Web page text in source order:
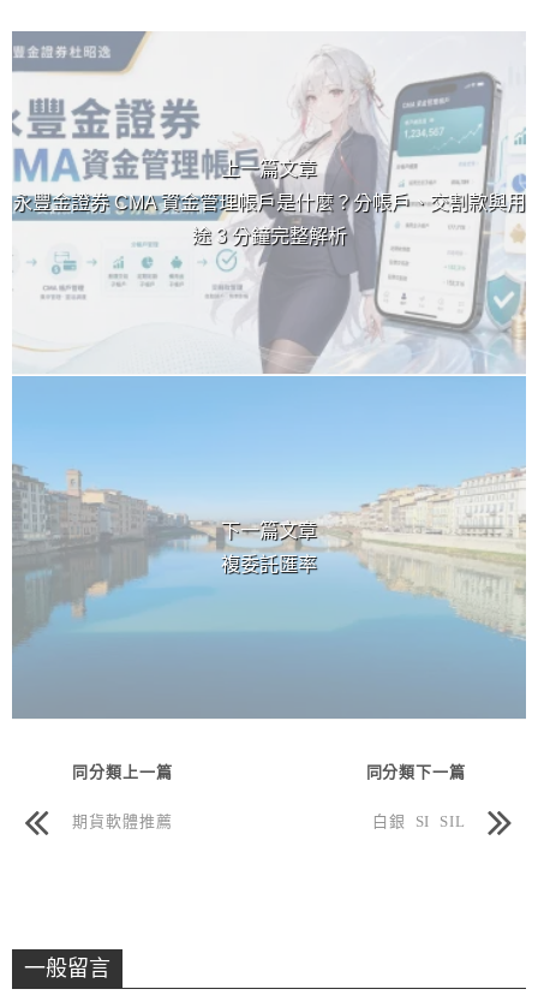
上 / 下一篇文章
上一篇文章
永豐金證券 CMA 資金管理帳戶是什麼？分帳戶、交割款與用
途 3 分鐘完整解析
下一篇文章
複委託匯率
同分類上一篇
期貨軟體推薦
同分類下一篇
白銀 SI SIL
一般留言